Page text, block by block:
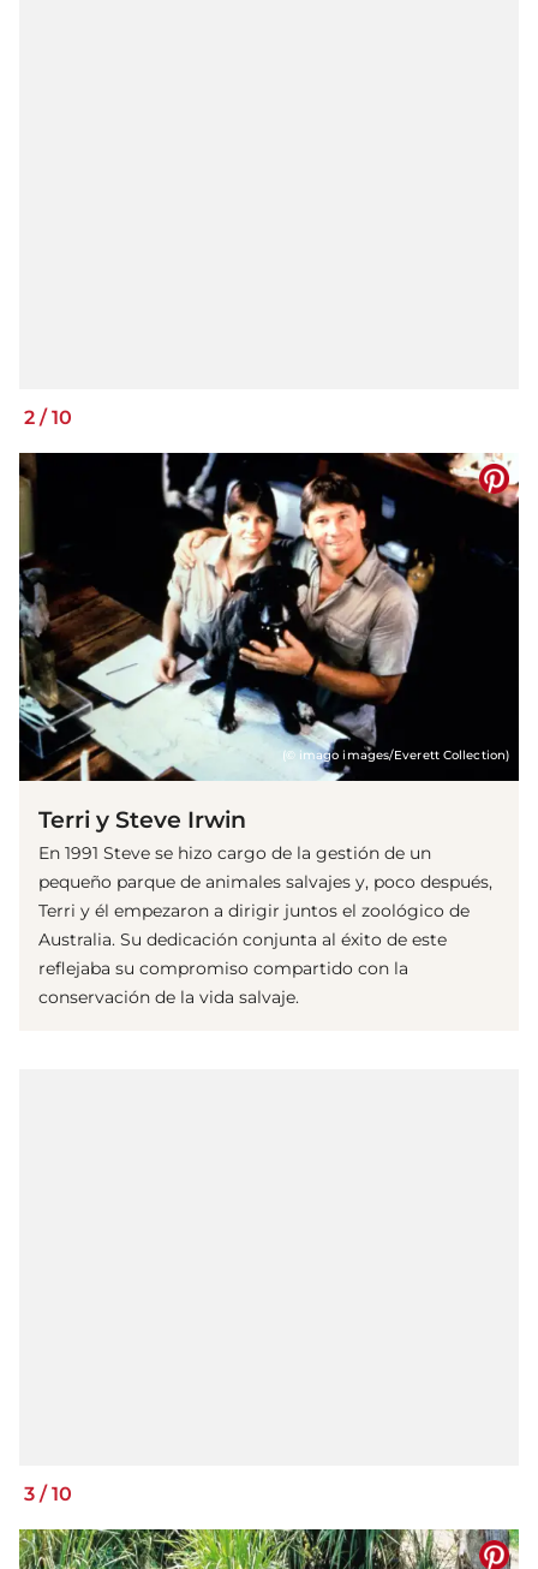
2 /10
(© imago images/Everett Collection)
Terri y Steve Irwin
En 1991 Steve se hizo cargo de la gestión de un
pequeño parque de animales salvajes y, poco después,
Terri y él empezaron a dirigir juntos el zoológico de
Australia. Su dedicación conjunta al éxito de este
reflejaba su compromiso compartido con la
conservación de la vida salvaje.
3 /10